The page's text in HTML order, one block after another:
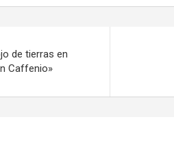
de tierras en
Caffenio»